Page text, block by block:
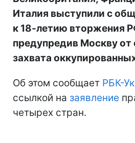
Италия выступили с
к 18-летию вторжения
предупредив Москву от
захвата
Об этом сообщает РБК-
ссылкой на заявление
четырех стран.